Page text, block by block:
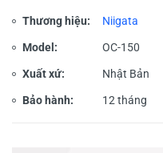
Thương hiệu: Niigata
Model: OC-150
Xuất xứ: Nhật Bản
Bảo hành: 12 tháng